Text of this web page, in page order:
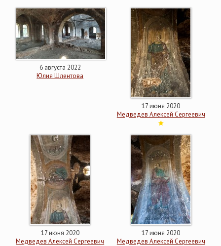
6 августа 2022
Юлия Шлентова
17 июня 2020
Медведев Алексей Сергеевич
17 июня 2020
Медведев Алексей Сергеевич
17 июня 2020
Медведев Алексей Сергеевич